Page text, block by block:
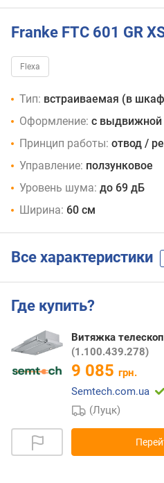
Franke FTC 601 GR
Flexa
Тип: встраиваемая (в
Оформление: с
Принцип работы: отвод /
Управление: ползунковое
Уровень шума: до 69 дБ
Ширина: 60 см
Все характеристики
Где купить?
Витяжка
(1.100.439.278)
9 085 грн.
Semtech.com.ua
(Луцк)